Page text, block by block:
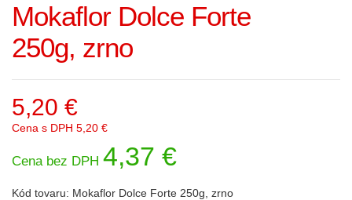
Mokaflor Dolce Forte
250g, zrno
5,20 €
Cena s DPH 5,20 €
Cena bez DPH 4,37 €
Kód tovaru: Mokaflor Dolce Forte 250g, zrno